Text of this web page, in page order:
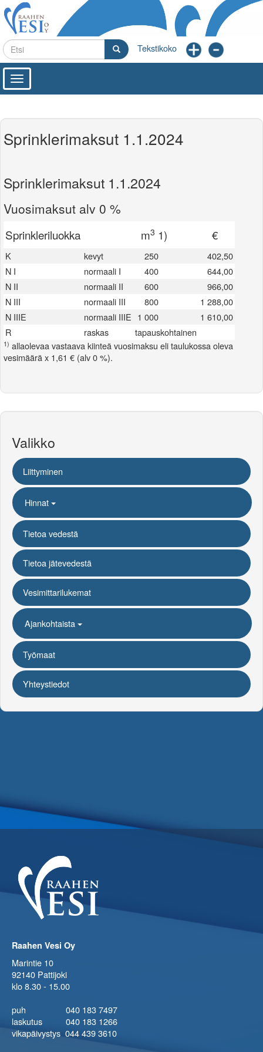
Hyppää
pääsisältöön
Etsi Etsi
Toggle
navigation
Sprinklerimaksut 1.1.2024
Sprinklerimaksut 1.1.2024
Vuosimaksut alv 0 %
Sprinkleriluokka m3 1) €
K kevyt 250
402,50
N I
normaali I 400
644,00
N II
normaali II 600
966,00
N III
normaali III 800
1 288,00
N IIIE
normaali IIIE 1 000
1 610,00
R
raskas tapauskohtainen
1) allaolevaa vastaava kiinteä vuosimaksu eli taulukossa oleva
vesimäärä x 1,61 € (alv 0 %).
Valikko
Liittyminen
Hinnat
Tietoa vedestä
Tietoa jätevedestä
Vesimittarilukemat
Ajankohtaista
Työmaat
Yhteystiedot
Raahen Vesi Oy
Marintie 10
92140 Pattijoki
klo 8.30 - 15.00
puh 040 183 7497
laskutus 040 183 1266
vikapäivystys 044 439 3610